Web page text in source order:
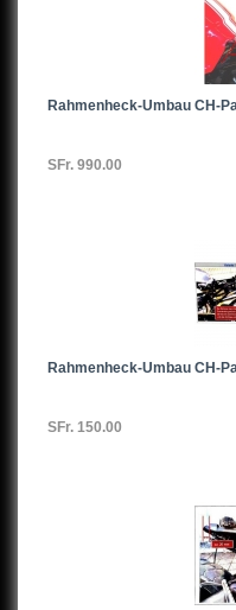
Rahmenheck-Umbau CH-
SFr. 990.00
Rahmenheck-Umbau CH-
SFr. 150.00